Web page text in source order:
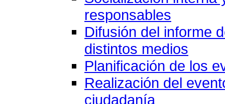
responsables
Difusión del informe
distintos medios
Planificación de los
Realización del
ciudadanía